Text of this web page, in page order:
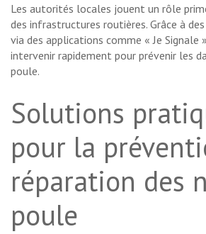
Les autorités locales jouent un rôle
des infrastructures routières. Grâce à
via des applications comme « Je Signale
intervenir rapidement pour prévenir les
poule.
Solutions
pour la
réparation des
poule